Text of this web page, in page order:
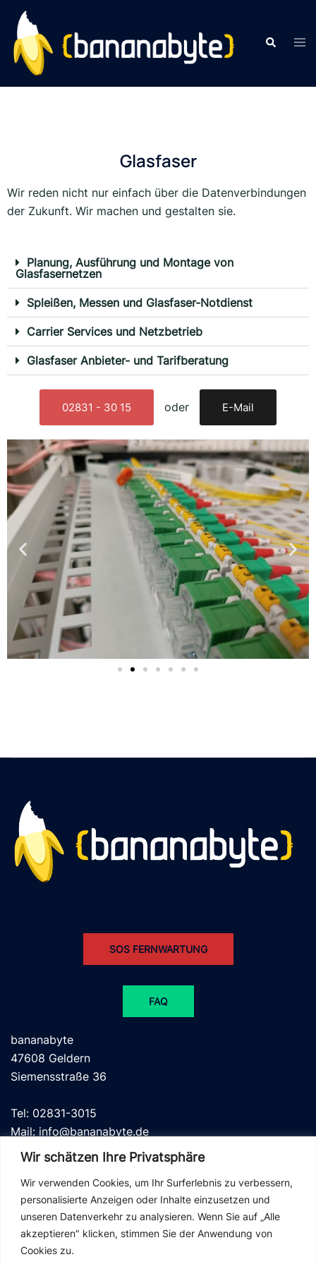
Wir schätzen Ihre Privatsphäre
Wir verwenden Cookies, um Ihr Surferlebnis zu verbessern,
personalisierte Anzeigen oder Inhalte einzusetzen und
unseren Datenverkehr zu analysieren. Wenn Sie auf „Alle
akzeptieren" klicken, stimmen Sie der Anwendung von
Cookies zu.
Glasfaser
Wir reden nicht nur einfach über die Datenverbindungen
der Zukunft. Wir machen und gestalten sie.
Planung, Ausführung und Montage von
Glasfasernetzen
Spleißen, Messen und Glasfaser-Notdienst
Carrier Services und Netzbetrieb
Glasfaser Anbieter- und Tarifberatung
02831 - 30 15 oder E-Mail
SOS FERNWARTUNG
FAQ
bananabyte
47608 Geldern
Siemensstraße 36
Tel: 02831-3015
Mail: info@bananabyte.de
Datenschutz
Kontakt
Impressum